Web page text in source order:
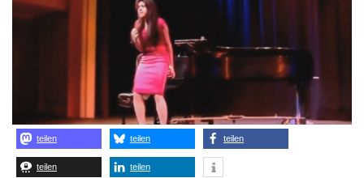
teilen teilen teilen
teilen teilen